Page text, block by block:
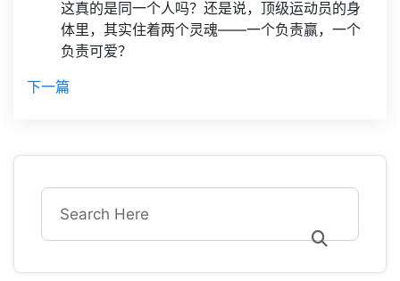
这真的是同一个人吗？还是说，顶级运动员的身
体里，其实住着两个灵魂——一个负责赢，一个
负责可爱？
下一篇